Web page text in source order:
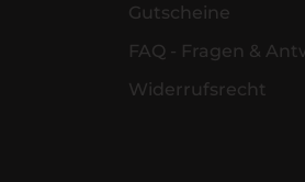
Gutscheine
FAQ - Fragen &
Widerrufsrecht